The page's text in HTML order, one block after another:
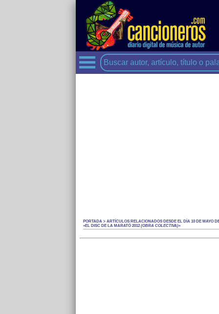
PORTADA > ARTÍCULOS RELACIONADOS DESDE EL DÍA 10 DE MAYO
«EL DISC DE LA MARATÓ 2012(OBRA COLECTIVA)»